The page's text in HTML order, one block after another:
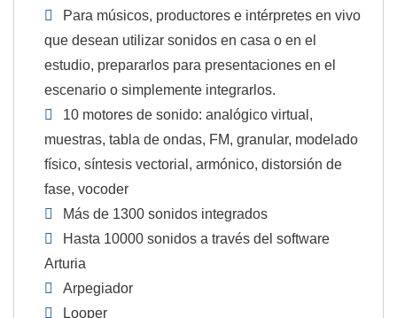
Para músicos, productores e intérpretes en vivo
que desean utilizar sonidos en casa o en el
estudio, prepararlos para presentaciones en el
escenario o simplemente integrarlos.
10 motores de sonido: analógico virtual,
muestras, tabla de ondas, FM, granular, modelado
físico, síntesis vectorial, armónico, distorsión de
fase, vocoder
Más de 1300 sonidos integrados
Hasta 10000 sonidos a través del software
Arturia
Arpegiador
Looper